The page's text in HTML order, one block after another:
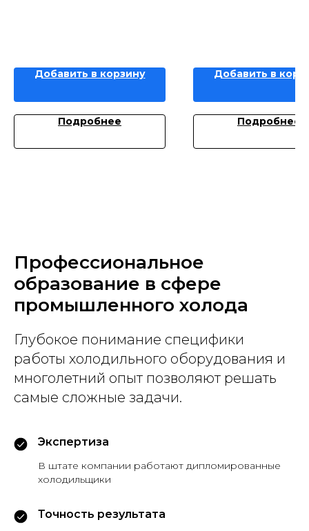
Добавить в корзину
Подробнее
Добавить в
Подробнее
Профессиональное
образование в сфере
промышленного холода
Глубокое понимание специфики
работы холодильного оборудования и
многолетний опыт позволяют решать
самые сложные задачи.
Экспертиза
В штате компании работают дипломированные
холодильщики
Точность результата